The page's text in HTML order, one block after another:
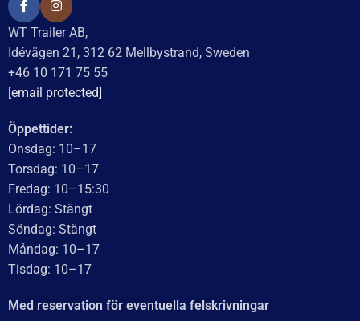
WT Trailer AB,
Idévägen 21, 312 62 Mellbystrand, Sweden
+46 10 171 75 55
[email protected]
Öppettider:
Onsdag: 10–17
Torsdag: 10–17
Fredag: 10–15:30
Lördag: Stängt
Söndag: Stängt
Måndag: 10–17
Tisdag: 10–17
Med reservation för eventuella felskrivningar